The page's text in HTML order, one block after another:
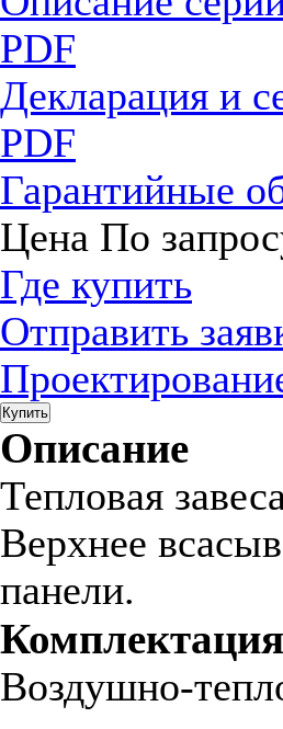
PDF
Декларация и
PDF
Гарантийные
Цена По
Где купить
Отправить
Купить
Описание
Тепловая
Верхнее
панели.
Комплектация
Воздушно-